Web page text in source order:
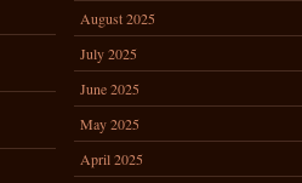
August 2025
July 2025
June 2025
May 2025
April 2025